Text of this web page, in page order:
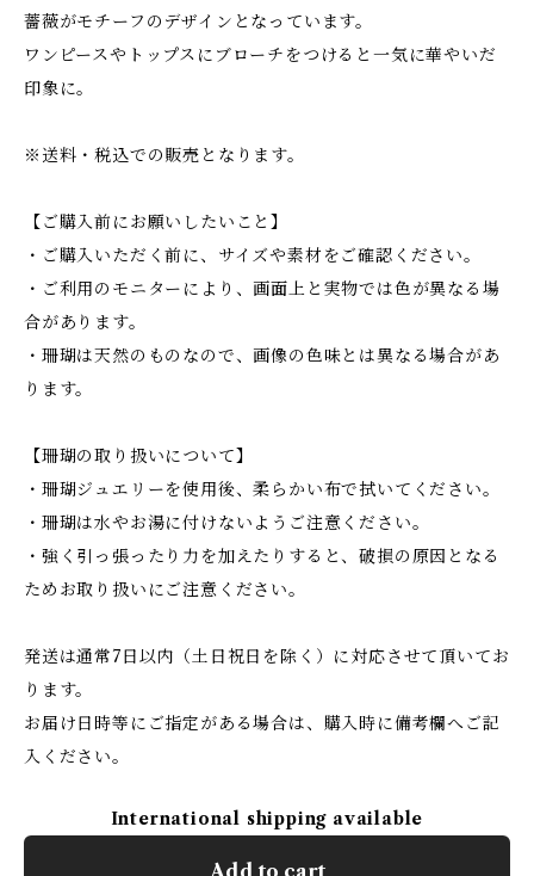
薔薇がモチーフのデザインとなっています。
ワンピースやトップスにブローチをつけると一気に華やいだ
印象に。
※送料・税込での販売となります。
【ご購入前にお願いしたいこと】
・ご購入いただく前に、サイズや素材をご確認ください。
・ご利用のモニターにより、画面上と実物では色が異なる場
合があります。
・珊瑚は天然のものなので、画像の色味とは異なる場合があ
ります。
【珊瑚の取り扱いについて】
・珊瑚ジュエリーを使用後、柔らかい布で拭いてください。
・珊瑚は水やお湯に付けないようご注意ください。
・強く引っ張ったり力を加えたりすると、破損の原因となる
ためお取り扱いにご注意ください。
発送は通常7日以内（土日祝日を除く）に対応させて頂いてお
ります。
お届け日時等にご指定がある場合は、購入時に備考欄へご記
入ください。
International shipping available
Add to cart